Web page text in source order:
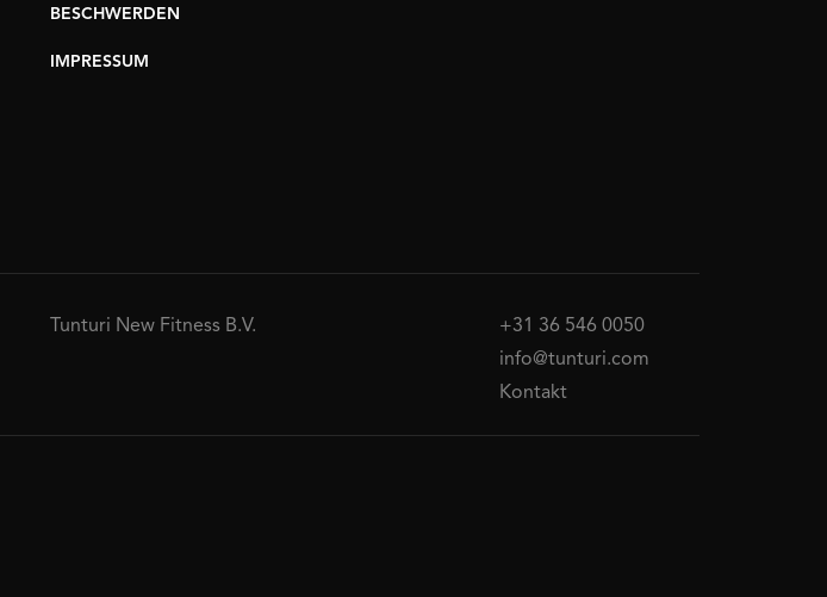
BESCHWERDEN
IMPRESSUM
Tunturi New Fitness B.V.
+31 36 546 0050
info@tunturi.com
Kontakt